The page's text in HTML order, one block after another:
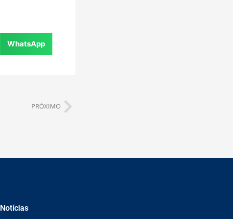
WhatsApp
PRÓXIMO
Notícias